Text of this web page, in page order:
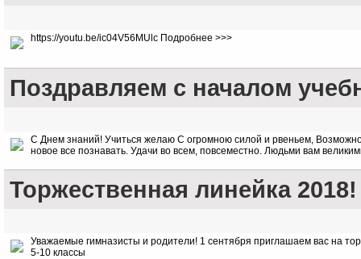
https://youtu.be/ic04V56MUlc Подробнее >>>
Поздравляем с началом
С Днем знаний! Учиться желаю С огромною силой и рвеньем,
новое все познавать. Удачи во всем, повсеместно. Людьми вам
Торжественная линейка 2018!
Уважаемые гимназисты и родители! 1 сентября приглашаем вас на
5-10 классы